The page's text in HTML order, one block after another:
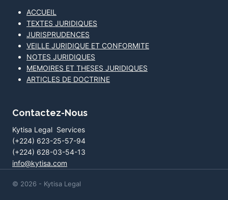
ACCUEIL
TEXTES JURIDIQUES
JURISPRUDENCES
VEILLE JURIDIQUE ET CONFORMITE
NOTES JURIDIQUES
MEMOIRES ET THESES JURIDIQUES
ARTICLES DE DOCTRINE
Contactez-Nous
Kytisa Legal Services
(+224) 623-25-57-94
(+224) 628-03-54-13
info@kytisa.com
© 2026 - Kytisa Legal